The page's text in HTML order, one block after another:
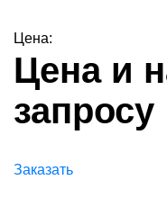
Цена:
Цена и
запросу
Заказать